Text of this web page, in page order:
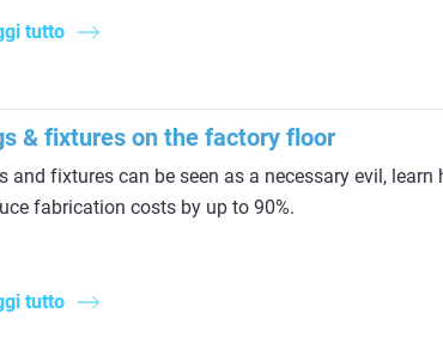
tutto
& fixtures on the factory floor
and fixtures can be seen as a necessary evil,
fabrication costs by up to 90%.
tutto